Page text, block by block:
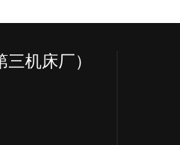
机床厂）